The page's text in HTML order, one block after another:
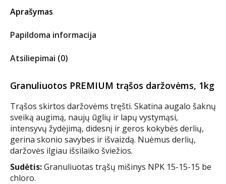
Aprašymas
Papildoma informacija
Atsiliepimai (0)
Granuliuotos PREMIUM trąšos daržovėms, 1kg
Trąšos skirtos daržovėms tręšti. Skatina augalo šaknų
sveiką augimą, naujų ūglių ir lapų vystymąsi,
intensyvų žydėjimą, didesnį ir geros kokybės derlių,
gerina skonio savybes ir išvaizdą. Nuėmus derlių,
daržovės ilgiau išsilaiko šviežios.
Sudėtis:Granuliuotas trąšų mišinys NPK 15-15-15 be
chloro.